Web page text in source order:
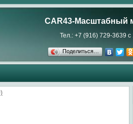
CAR43-Масштабный
Тел.: +7 (916) 729-3639
Поделиться…